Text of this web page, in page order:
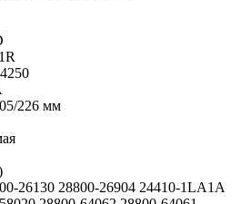
226 мм
26130 28800-26904 24410-1LA1A